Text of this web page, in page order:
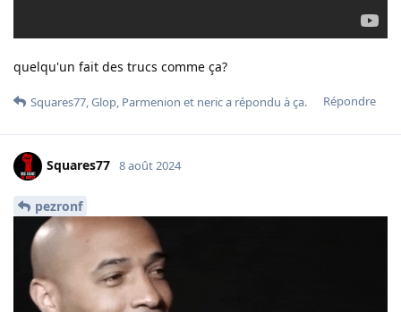
quelqu'un fait des trucs comme ça?
Répondre
Squares77,Glop, Parmenion et nerica répondu à ça.
Squares77 8 août 2024
pezronf